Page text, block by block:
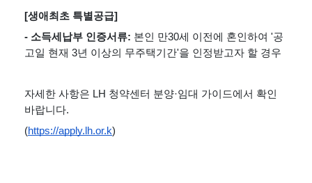
[생애최초 특별공급]
- 소득세납부 인증서류: 본인 만30세 이전에 혼인하여 '공
고일 현재 3년 이상의 무주택기간'을 인정받고자 할 경우
자세한 사항은 LH 청약센터 분양·임대 가이드에서 확인
바랍니다.
(https://apply.lh.or.k)